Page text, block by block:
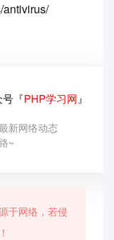
antivirus/
『PHP学习网 』
新网络动态
~
于网络，若侵